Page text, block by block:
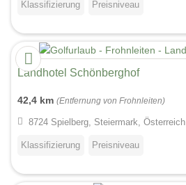
Klassifizierung Preisniveau
Landhotel Schönberghof
42,4 km (Entfernung von Frohnleiten)
8724 Spielberg, Steiermark, Österreich
Klassifizierung Preisniveau